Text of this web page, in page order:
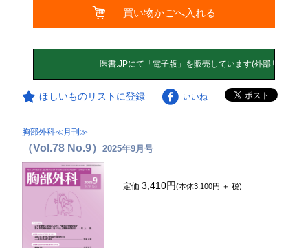
買い物かごへ入れる
ほしいものリストに登録 いいね
胸部外科≪月刊≫
（Vol.78 No.9）2025年9月号
定価3,410円(本体3,100円 ＋ 税)